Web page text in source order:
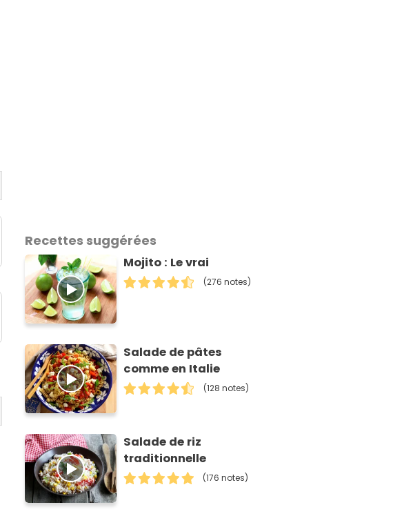
Recettes suggérées
Mojito : Le vrai
(276 notes)
Salade de pâtes
comme en Italie
(128 notes)
Salade de riz
traditionnelle
(176 notes)